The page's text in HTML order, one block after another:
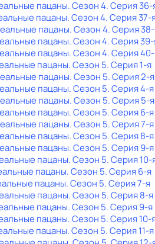
пацаны. Сезон 4. Серия 36-
пацаны. Сезон 4. Серия 37-
пацаны. Сезон 4. Серия
пацаны. Сезон 4. Серия
пацаны. Сезон 4. Серия
пацаны. Сезон 5. Серия 1-я
пацаны. Сезон 5. Серия 2-я
пацаны. Сезон 5. Серия 4-я
пацаны. Сезон 5. Серия 5-я
пацаны. Сезон 5. Серия 6-я
пацаны. Сезон 5. Серия 7-я
пацаны. Сезон 5. Серия 8-я
пацаны. Сезон 5. Серия 9-я
пацаны. Сезон 5. Серия 10-
пацаны. Сезон 5. Серия 6-я
пацаны. Сезон 5. Серия 7-я
пацаны. Сезон 5. Серия 8-я
пацаны. Сезон 5. Серия 9-я
пацаны. Сезон 5. Серия 10-
пацаны. Сезон 5. Серия 11-я